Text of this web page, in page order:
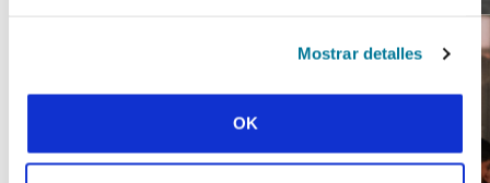
Mostrar detalles
OK